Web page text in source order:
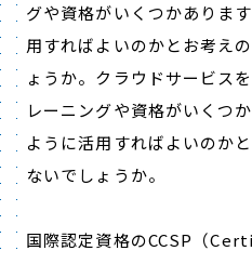
グや資格がいくつかありま
用すればよいのかとお考え
ょうか。クラウドサービス
レーニングや資格がいくつ
ように活用すればよいのか
ないでしょうか。
国際認定資格のCCSP（